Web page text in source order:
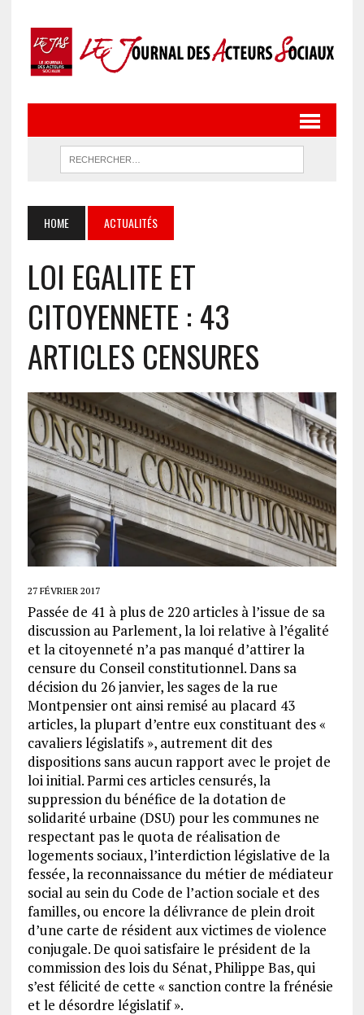
HOME ACTUALITÉS
LOI EGALITE ET
CITOYENNETE : 43
ARTICLES CENSURES
27 FÉVRIER 2017
Passée de 41 à plus de 220 articles à l’issue de sa
discussion au Parlement, la loi relative à l’égalité
et la citoyenneté n’a pas manqué d’attirer la
censure du Conseil constitutionnel. Dans sa
décision du 26 janvier, les sages de la rue
Montpensier ont ainsi remisé au placard 43
articles, la plupart d’entre eux constituant des «
cavaliers législatifs », autrement dit des
dispositions sans aucun rapport avec le projet de
loi initial. Parmi ces articles censurés, la
suppression du bénéfice de la dotation de
solidarité urbaine (DSU) pour les communes ne
respectant pas le quota de réalisation de
logements sociaux, l’interdiction législative de la
fessée, la reconnaissance du métier de médiateur
social au sein du Code de l’action sociale et des
familles, ou encore la délivrance de plein droit
d’une carte de résident aux victimes de violence
conjugale. De quoi satisfaire le président de la
commission des lois du Sénat, Philippe Bas, qui
s’est félicité de cette « sanction contre la frénésie
et le désordre législatif ».